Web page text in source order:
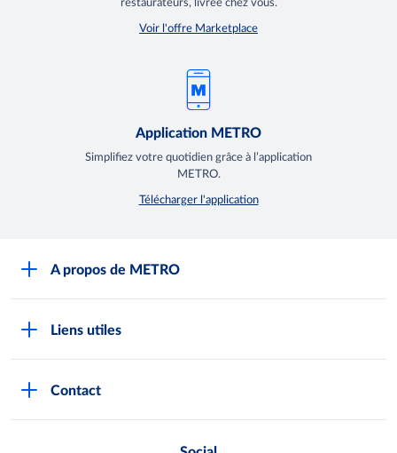
restaurateurs, livrée chez vous.
Voir l'offre Marketplace
Application METRO
Simplifiez votre quotidien grâce à l’application
METRO.
Télécharger l'application
A propos de METRO
Liens utiles
Contact